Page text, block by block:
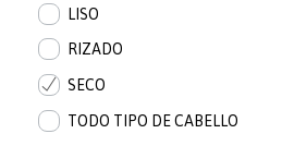
LISO
RIZADO
SECO
TODO TIPO DE CABELLO